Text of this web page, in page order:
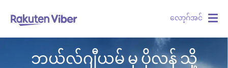
လော့ဂ်အင်
ဘယ်လ်ဂျီယမ် မှ ပိုလန် သို့